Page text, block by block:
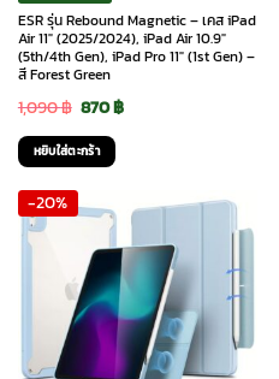
ESR รุ่น Rebound Magnetic – เคส iPad
Air 11″ (2025/2024), iPad Air 10.9″
(5th/4th Gen), iPad Pro 11″ (1st Gen) –
สี Forest Green
1,090฿ Original
price
was:
1,090 ฿.
870฿Current
870 ฿.
หยิบใส่ตะกร้า
-20%